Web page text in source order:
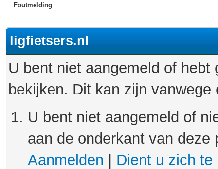
Foutmelding
ligfietsers.nl
U bent niet aangemeld of
bekijken. Dit kan zijn
U bent niet aangemeld of
aan de onderkant van
Aanmelden
Dient u zich te